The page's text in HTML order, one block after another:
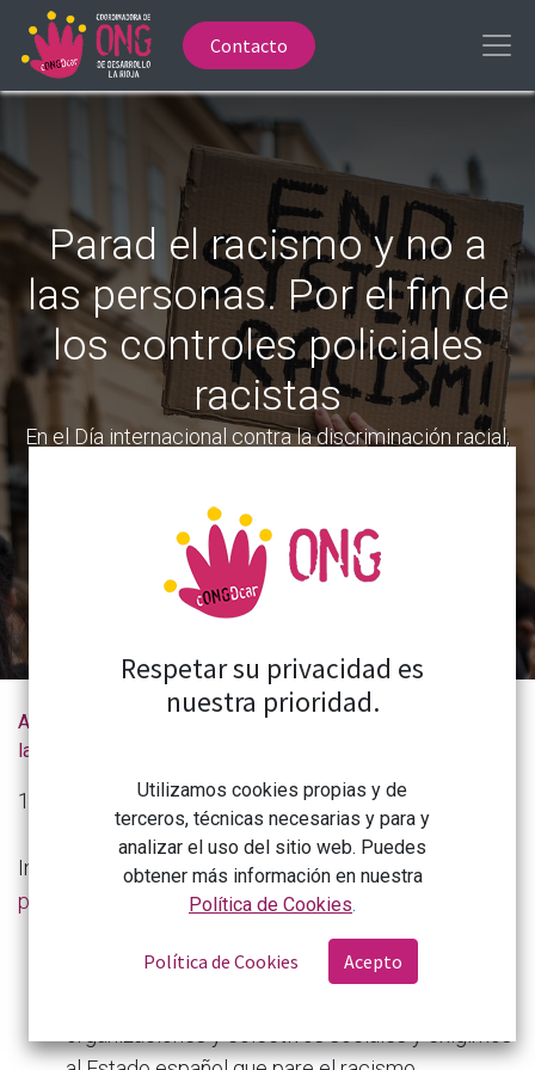
Contacto
Parad el racismo y no a
las personas. Por el fin de
los controles policiales
racistas
En el Día internacional contra la discriminación racial,
organizaciones y colectivos sociales y exigimos al
Estado español que pare el racismo.
Actualidad de
la CONGDCAR
Parad el racismo y no a las personas. Por el fin de los controles policiales racistas
19 de marzo de 2026
Información deLa Coordinadora de Organizaciones
para el Desarrollo.
En el Día internacional contra la discriminación
Respetar su privacidad es
nuestra prioridad.
Utilizamos cookies propias y de
terceros, técnicas necesarias y para y
analizar el uso del sitio web. Puedes
obtener más información en nuestra
Política de Cookies.
Política de Cookies Acepto